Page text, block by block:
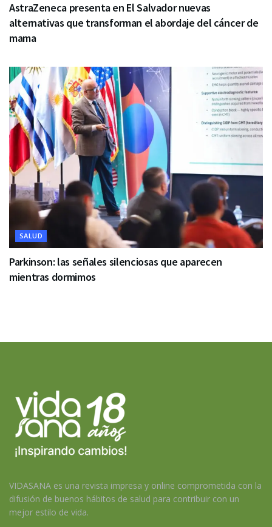
AstraZeneca presenta en El Salvador nuevas
alternativas que transforman el abordaje del cáncer de
mama
SALUD
Parkinson: las señales silenciosas que aparecen
mientras dormimos
VIDASANA es una revista impresa y online comprometida con la
difusión de buenos hábitos de salud para contribuir con un
mejor estilo de vida.